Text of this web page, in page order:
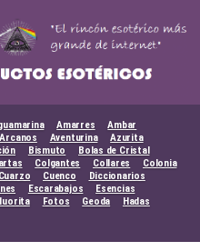
Amarres
Ambar
Arcanos Aventurina
Azurita
Bismuto
Bolas de Cristal
Colgantes Collares
Colonia
Cuarzo Cuenco
Diccionarios
Escarabajos
Esencias
Fotos Geoda
Hadas